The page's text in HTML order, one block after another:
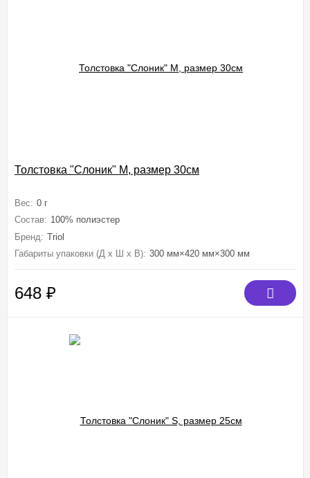
Толстовка "Слоник" M, размер 30см
Вес: 0 г
Состав: 100% полиэстер
Бренд: Triol
Габариты упаковки (Д х Ш х В): 300 мм×420 мм×300 мм
648 ₽